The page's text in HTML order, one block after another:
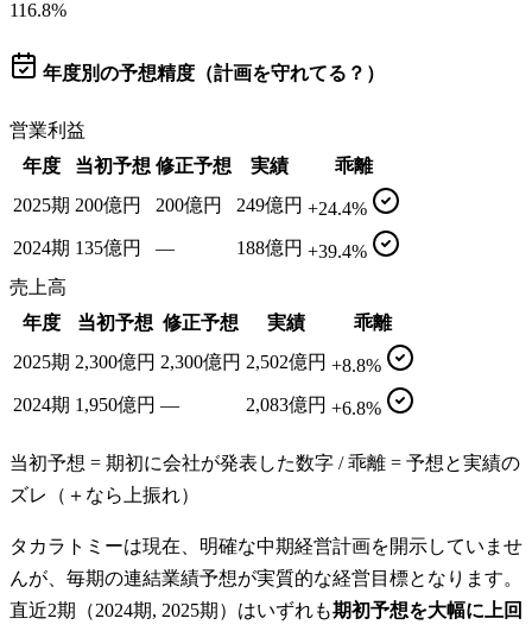
116.8%
年度別の予想精度（計画を守れてる？）
営業利益
年度
当初予想 修正予想 実績
乖離
2025期 200億円 200億円 249億円 +24.4%
2024期 135億円 — 188億円 +39.4%
売上高
年度
当初予想 修正予想 実績
乖離
2025期 2,300億円 2,300億円 2,502億円 +8.8%
2024期 1,950億円 — 2,083億円 +6.8%
当初予想 = 期初に会社が発表した数字 / 乖離 = 予想と実績の
ズレ（＋なら上振れ）
タカラトミーは現在、明確な中期経営計画を開示していませ
んが、毎期の連結業績予想が実質的な経営目標となります。
直近2期（2024期, 2025期）はいずれも期初予想を大幅に上回